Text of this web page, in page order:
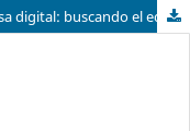
Vídeos de producción propia en la prensa digital: buscando el equilibrio entre la calidad y la inmediatez